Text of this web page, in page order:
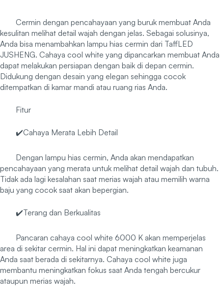
Cermin dengan pencahayaan yang buruk membuat Anda
kesulitan melihat detail wajah dengan jelas. Sebagai solusinya,
Anda bisa menambahkan lampu hias cermin dari TaffLED
JUSHENG. Cahaya cool white yang dipancarkan membuat Anda
dapat melakukan persiapan dengan baik di depan cermin.
Didukung dengan desain yang elegan sehingga cocok
ditempatkan di kamar mandi atau ruang rias Anda.
Fitur
✔️Cahaya Merata Lebih Detail
Dengan lampu hias cermin, Anda akan mendapatkan
pencahayaan yang merata untuk melihat detail wajah dan tubuh.
Tidak ada lagi kesalahan saat merias wajah atau memilih warna
baju yang cocok saat akan bepergian.
✔️Terang dan Berkualitas
Pancaran cahaya cool white 6000 K akan memperjelas
area di sekitar cermin. Hal ini dapat meningkatkan keamanan
Anda saat berada di sekitarnya. Cahaya cool white juga
membantu meningkatkan fokus saat Anda tengah bercukur
ataupun merias wajah.